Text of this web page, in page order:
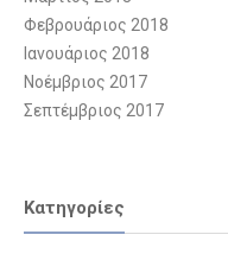
Φεβρουάριος 2018
Ιανουάριος 2018
Νοέμβριος 2017
Σεπτέμβριος 2017
Kατηγορίες